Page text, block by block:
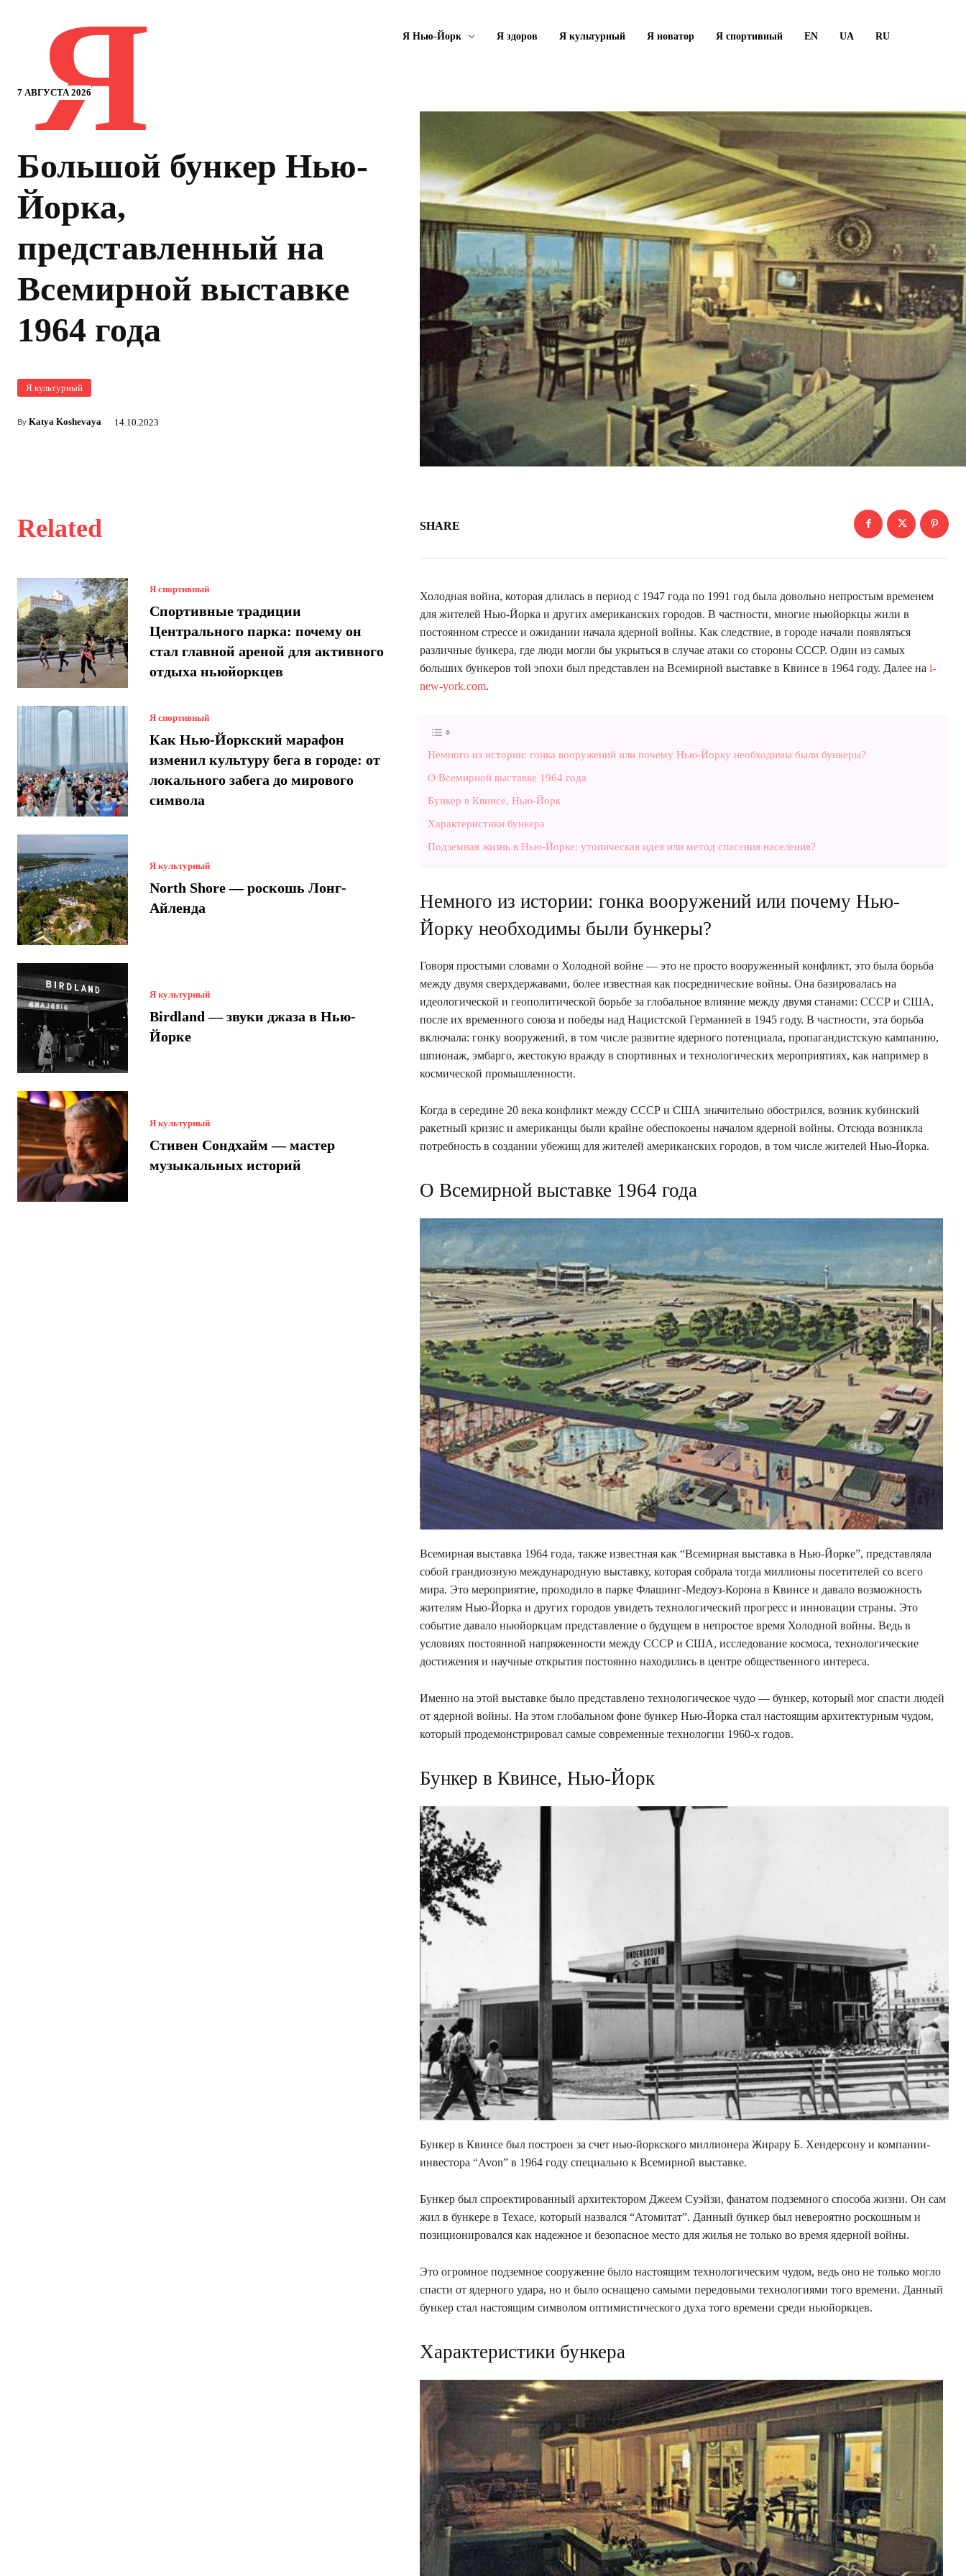
7 АВГУСТА 2026
Я Я Нью-Йорк Я здоров Я культурный Я новатор Я спортивный EN UA RU
Большой бункер Нью-
Йорка,
представленный на
Всемирной выставке
1964 года
Я культурный
By Katya Koshevaya 14.10.2023
Related
Я спортивный
Спортивные традиции
Центрального парка: почему он
стал главной ареной для активного
отдыха ньюйоркцев
Я спортивный
Как Нью-Йоркский марафон
изменил культуру бега в городе: от
локального забега до мирового
символа
Я культурный
North Shore — роскошь Лонг-
Айленда
Я культурный
Birdland — звуки джаза в Нью-
Йорке
Я культурный
Стивен Сондхайм — мастер
музыкальных историй
SHARE
Холодная война, которая длилась в период с 1947 года по 1991 год была довольно непростым временем
для жителей Нью-Йорка и других американских городов. В частности, многие ньюйоркцы жили в
постоянном стрессе и ожидании начала ядерной войны. Как следствие, в городе начали появляться
различные бункера, где люди могли бы укрыться в случае атаки со стороны СССР. Один из самых
больших бункеров той эпохи был представлен на Всемирной выставке в Квинсе в 1964 году. Далее на i-
new-york.com.
Немного из истории: гонка вооружений или почему Нью-Йорку необходимы были бункеры?
О Всемирной выставке 1964 года
Бункер в Квинсе, Нью-Йорк
Характеристики бункера
Подземная жизнь в Нью-Йорке: утопическая идея или метод спасения населения?
Немного из истории: гонка вооружений или почему Нью-
Йорку необходимы были бункеры?
Говоря простыми словами о Холодной войне — это не просто вооруженный конфликт, это была борьба
между двумя сверхдержавами, более известная как посреднические войны. Она базировалась на
идеологической и геополитической борьбе за глобальное влияние между двумя станами: СССР и США,
после их временного союза и победы над Нацистской Германией в 1945 году. В частности, эта борьба
включала: гонку вооружений, в том числе развитие ядерного потенциала, пропагандистскую кампанию,
шпионаж, эмбарго, жестокую вражду в спортивных и технологических мероприятиях, как например в
космической промышленности.
Когда в середине 20 века конфликт между СССР и США значительно обострился, возник кубинский
ракетный кризис и американцы были крайне обеспокоены началом ядерной войны. Отсюда возникла
потребность в создании убежищ для жителей американских городов, в том числе жителей Нью-Йорка.
О Всемирной выставке 1964 года
Всемирная выставка 1964 года, также известная как “Всемирная выставка в Нью-Йорке”, представляла
собой грандиозную международную выставку, которая собрала тогда миллионы посетителей со всего
мира. Это мероприятие, проходило в парке Флашинг-Медоуз-Корона в Квинсе и давало возможность
жителям Нью-Йорка и других городов увидеть технологический прогресс и инновации страны. Это
событие давало ньюйоркцам представление о будущем в непростое время Холодной войны. Ведь в
условиях постоянной напряженности между СССР и США, исследование космоса, технологические
достижения и научные открытия постоянно находились в центре общественного интереса.
Именно на этой выставке было представлено технологическое чудо — бункер, который мог спасти людей
от ядерной войны. На этом глобальном фоне бункер Нью-Йорка стал настоящим архитектурным чудом,
который продемонстрировал самые современные технологии 1960-х годов.
Бункер в Квинсе, Нью-Йорк
Бункер в Квинсе был построен за счет нью-йоркского миллионера Жирару Б. Хендерсону и компании-
инвестора “Avon” в 1964 году специально к Всемирной выставке.
Бункер был спроектированный архитектором Джеем Суэйзи, фанатом подземного способа жизни. Он сам
жил в бункере в Техасе, который назвался “Атомитат”. Данный бункер был невероятно роскошным и
позиционировался как надежное и безопасное место для жилья не только во время ядерной войны.
Это огромное подземное сооружение было настоящим технологическим чудом, ведь оно не только могло
спасти от ядерного удара, но и было оснащено самыми передовыми технологиями того времени. Данный
бункер стал настоящим символом оптимистического духа того времени среди ньюйоркцев.
Характеристики бункера